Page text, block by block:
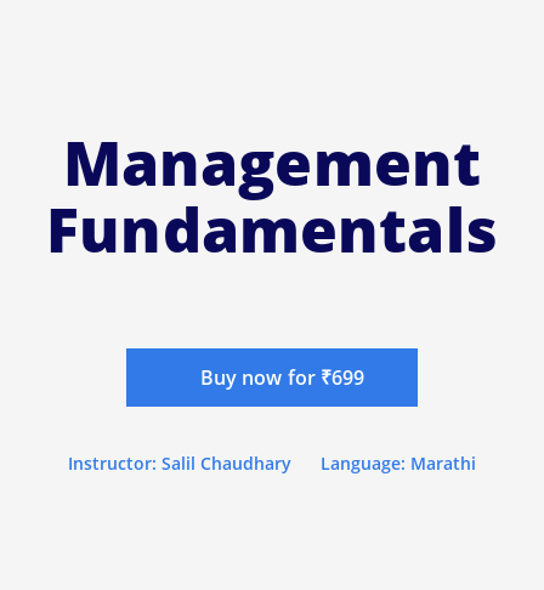
Management
Fundamentals
Buy now for ₹699
Instructor: Salil Chaudhary Language: Marathi